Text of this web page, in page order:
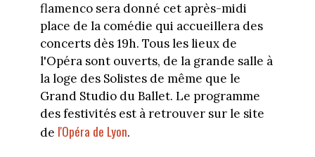
flamenco sera donné cet après-midi
place de la comédie qui accueillera des
concerts dès 19h. Tous les lieux de
l'Opéra sont ouverts, de la grande salle à
la loge des Solistes de même que le
Grand Studio du Ballet. Le programme
des festivités est à retrouver sur le site
de l'Opéra de Lyon.